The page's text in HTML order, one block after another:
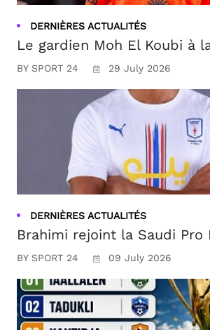
DERNIÈRES ACTUALITÉS
Le gardien Moh El Koubi à
BY SPORT 24 29 July 2026
DERNIÈRES ACTUALITÉS
Brahimi rejoint la Saudi Pro
BY SPORT 24 09 July 2026